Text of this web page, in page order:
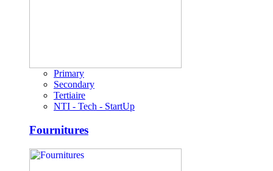
Primary
Secondary
Tertiaire
NTI - Tech - StartUp
Fournitures